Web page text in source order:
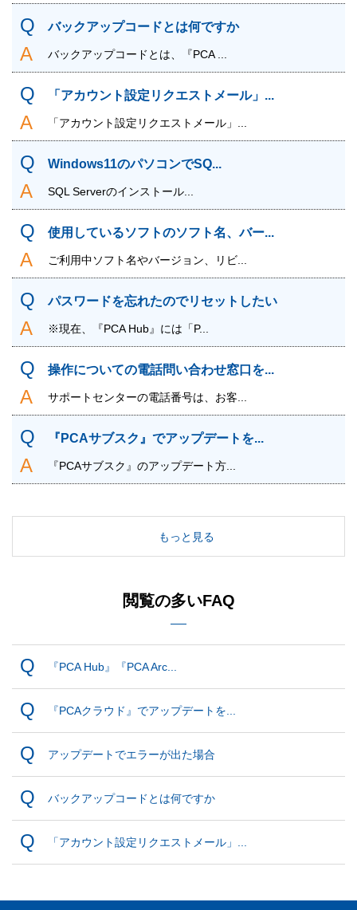
バックアップコードとは何ですか
バックアップコードとは、『PCA ...
「アカウント設定リクエストメール」...
「アカウント設定リクエストメール」...
Windows11のパソコンでSQ...
SQL Serverのインストール...
使用しているソフトのソフト名、バー...
ご利用中ソフト名やバージョン、リビ...
パスワードを忘れたのでリセットしたい
※現在、『PCA Hub』には「P...
操作についての電話問い合わせ窓口を...
サポートセンターの電話番号は、お客...
『PCAサブスク』でアップデートを...
『PCAサブスク』のアップデート方...
もっと見る
閲覧の多いFAQ
『PCA Hub』『PCA Arc...
『PCAクラウド』でアップデートを...
アップデートでエラーが出た場合
バックアップコードとは何ですか
「アカウント設定リクエストメール」...